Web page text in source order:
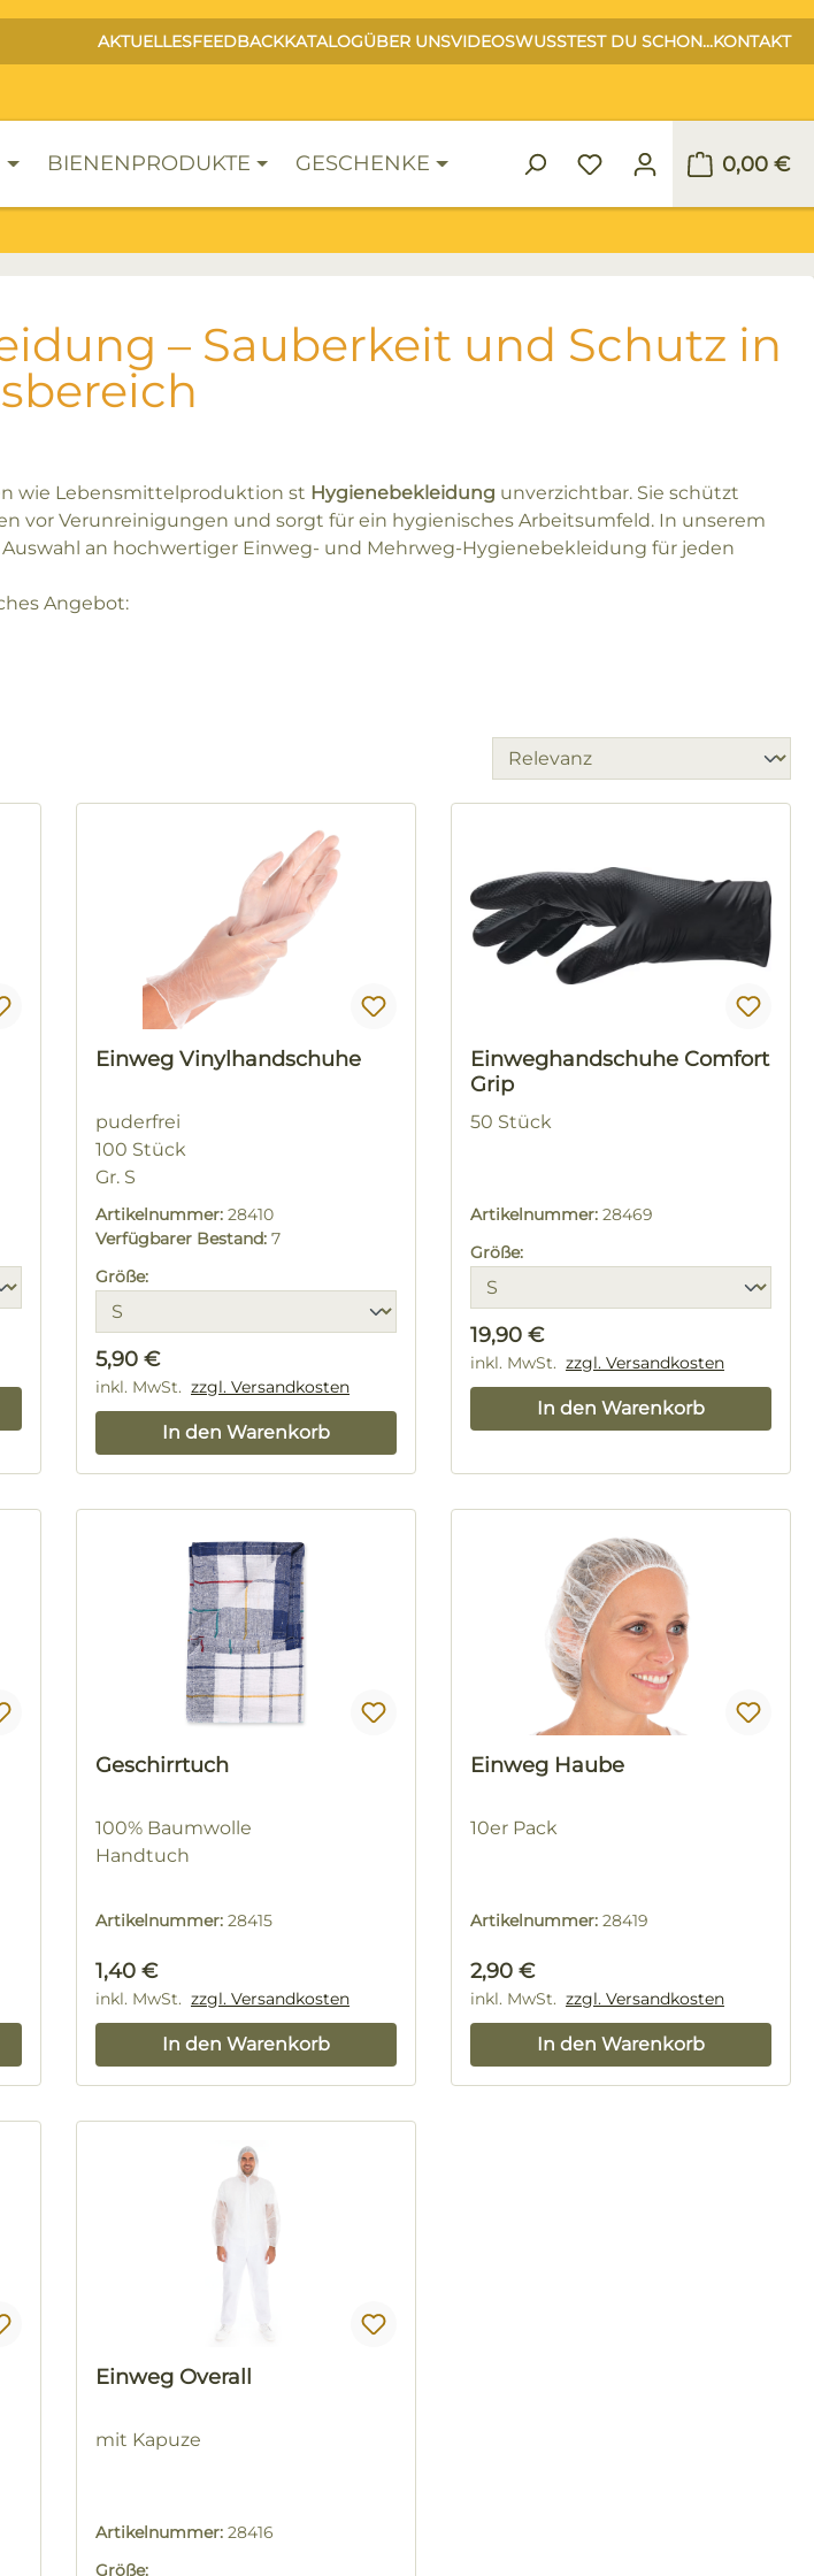
AKTUELLESFEEDBACKKATALOGÜBER UNSVIDEOSWUSSTEST DU SCHON...KONTAKT
BIENENPRODUKTE GESCHENKE 0,00 €
– Sauberkeit und Schutz in
wie Lebensmittelproduktion st Hygienebekleidung unverzichtbar. Sie schützt
vor Verunreinigungen und sorgt für ein hygienisches Arbeitsumfeld. In unserem
an hochwertiger Einweg- und Mehrweg-Hygienebekleidung für jeden
Angebot:
Einweg Vinylhandschuhe
puderfrei
100 Stück
Gr. S
Artikelnummer: 28410
Verfügbarer Bestand: 7
Größe:
Regulärer Preis:
5,90 €
inkl. MwSt. zzgl. Versandkosten
In den Warenkorb
Einweghandschuhe Comfort
Grip
50 Stück
Artikelnummer: 28469
Größe:
Regulärer Preis:
19,90 €
inkl. MwSt. zzgl. Versandkosten
In den Warenkorb
Geschirrtuch
100% Baumwolle
Handtuch
Artikelnummer: 28415
Regulärer Preis:
1,40 €
inkl. MwSt. zzgl. Versandkosten
In den Warenkorb
Einweg Haube
10er Pack
Artikelnummer: 28419
Regulärer Preis:
2,90 €
inkl. MwSt. zzgl. Versandkosten
In den Warenkorb
Einweg Overall
mit Kapuze
Artikelnummer: 28416
Größe: